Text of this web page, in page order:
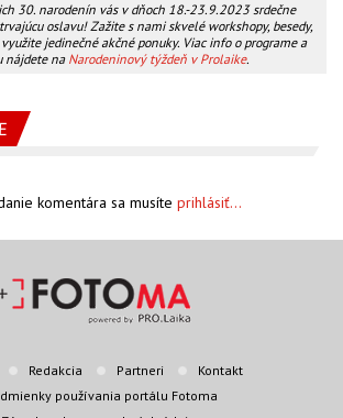
30. narodenín vás v dňoch 18.-23.9.2023 srdečne
oslavu! Zažite s nami skvelé workshopy, besedy,
jedinečné akčné ponuky. Viac info o programe a
nájdete na Narodeninový týždeň v Prolaike.
komentára sa musíte prihlásiť...
Redakcia Partneri
Kontakt
používania portálu Fotoma